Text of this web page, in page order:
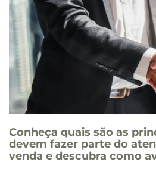
Conheça quais são as
devem fazer parte do
venda e descubra como